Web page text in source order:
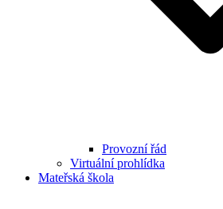
Provozní řád
Virtuální prohlídka
Mateřská škola